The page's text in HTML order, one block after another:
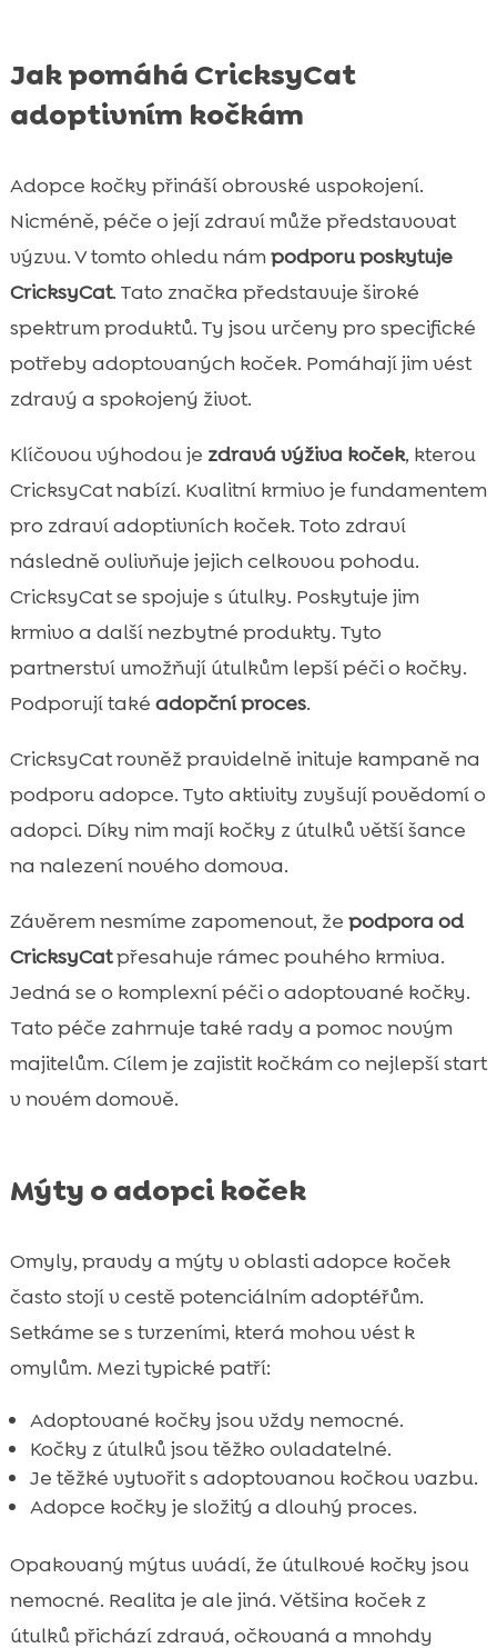
Jak pomáhá CricksyCat
adoptivním kočkám
Adopce kočky přináší obrovské uspokojení.
Nicméně, péče o její zdraví může představovat
výzvu. V tomto ohledu námpodporu poskytuje
CricksyCat. Tato značka představuje široké
spektrum produktů. Ty jsou určeny pro specifické
potřeby adoptovaných koček. Pomáhají jim vést
zdravý a spokojený život.
Klíčovou výhodou je zdravá výživa koček, kterou
CricksyCat nabízí. Kvalitní krmivo je fundamentem
pro zdraví adoptivních koček. Toto zdraví
následně ovlivňuje jejich celkovou pohodu.
CricksyCat se spojuje s útulky. Poskytuje jim
krmivo a další nezbytné produkty. Tyto
partnerství umožňují útulkům lepší péči o kočky.
Podporují také adopční proces.
CricksyCat rovněž pravidelně inituje kampaně na
podporu adopce. Tyto aktivity zvyšují povědomí o
adopci. Díky nim mají kočky z útulků větší šance
na nalezení nového domova.
Závěrem nesmíme zapomenout, že podpora od
CricksyCatpřesahuje rámec pouhého krmiva.
Jedná se o komplexní péči o adoptované kočky.
Tato péče zahrnuje také rady a pomoc novým
majitelům. Cílem je zajistit kočkám co nejlepší start
v novém domově.
Mýty o adopci koček
Omyly, pravdy a mýty v oblasti adopce koček
často stojí v cestě potenciálním adoptéřům.
Setkáme se s tvrzeními, která mohou vést k
omylům. Mezi typické patří:
Adoptované kočky jsou vždy nemocné.
Kočky z útulků jsou těžko ovladatelné.
Je těžké vytvořit s adoptovanou kočkou vazbu.
Adopce kočky je složitý a dlouhý proces.
Opakovaný mýtus uvádí, že útulkové kočky jsou
nemocné. Realita je ale jiná. Většina koček z
útulků přichází zdravá, očkovaná a mnohdy